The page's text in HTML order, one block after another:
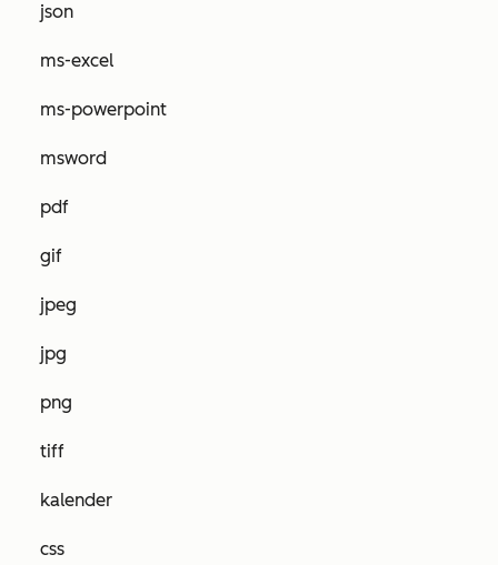
json
ms-excel
ms-powerpoint
msword
pdf
gif
jpeg
jpg
png
tiff
kalender
css